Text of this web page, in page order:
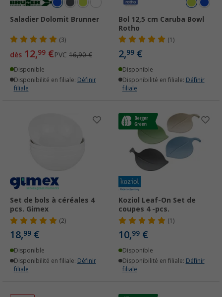
Saladier Dolomit Brunner
(3)
dès 12,99 €PVC 16,90 €
Disponible
Disponibilité en filiale: Définir
filiale
Bol 12,5 cm Caruba Bowl
Rotho
(1)
2,99 €
Disponible
Disponibilité en filiale: Définir
filiale
Set de bols à céréales 4
pcs. Gimex
(2)
18,99 €
Disponible
Disponibilité en filiale: Définir
filiale
Koziol Leaf-On Set de
coupes 4 -pcs.
(1)
10,99 €
Disponible
Disponibilité en filiale: Définir
filiale